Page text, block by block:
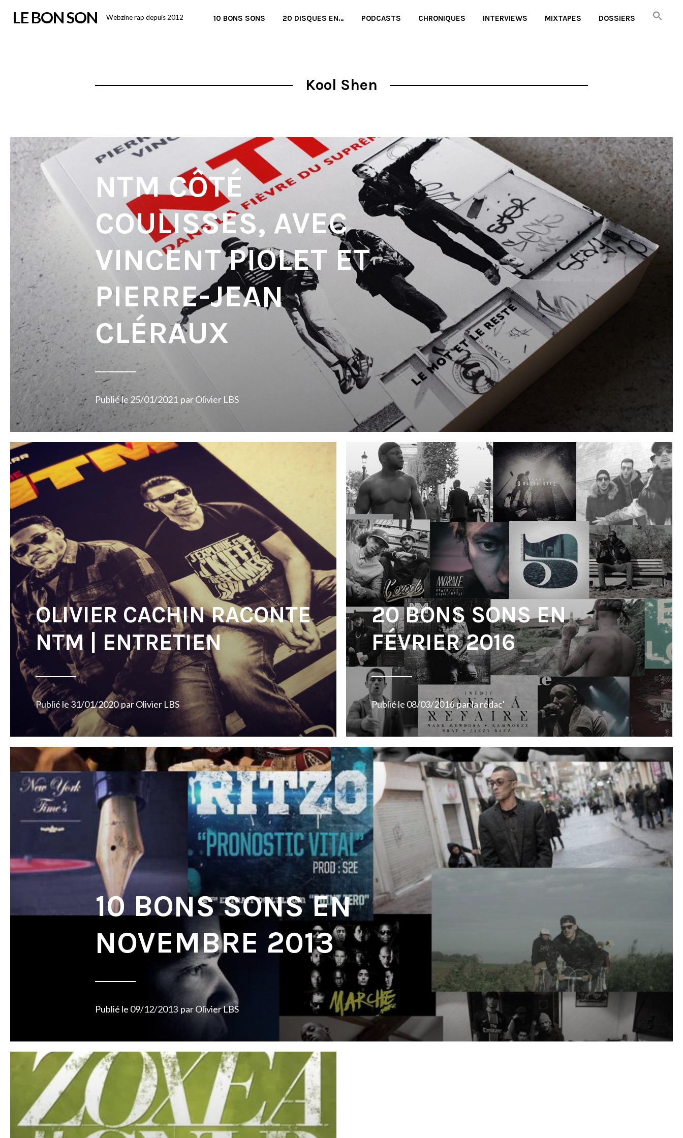
LE BON SON Webzine rap depuis 2012 10 BONS SONS 20 DISQUES EN… PODCASTS CHRONIQUES INTERVIEWS MIXTAPES DOSSIERS
Kool Shen
NTM CÔTÉ
COULISSES, AVEC
VINCENT PIOLET ET
PIERRE-JEAN
CLÉRAUX
Publié le 25/01/2021 parOlivier LBS
OLIVIER CACHIN RACONTE
NTM | ENTRETIEN
Publié le 31/01/2020 parOlivier LBS
20 BONS SONS EN
FÉVRIER 2016
Publié le 08/03/2016 parla rédac'
10 BONS SONS EN
NOVEMBRE 2013
Publié le 09/12/2013 parOlivier LBS